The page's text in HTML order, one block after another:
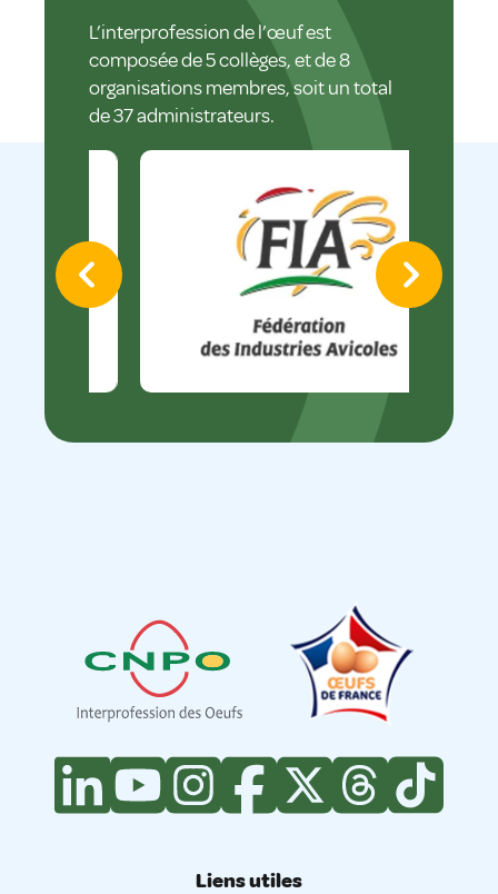
L’interprofession de l’œuf est
composée de 5 collèges, et de 8
organisations membres, soit un total
de 37 administrateurs.
Liens utiles